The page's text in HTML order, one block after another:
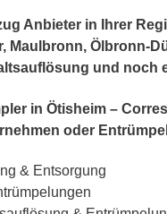
Anbieter in Ihrer
Maulbronn, Ölbronn-
und noch
in Ötisheim –
oder
& Entsorgung